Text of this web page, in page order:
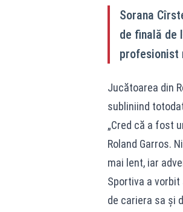
Sorana
de finală de
profesionist
Jucătoarea din
subliniind
„Cred că a fost
Roland Garros.
mai lent, iar
Sportiva a
de cariera sa și